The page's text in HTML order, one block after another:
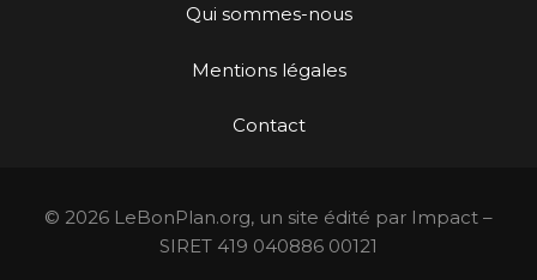
Qui sommes-nous
Mentions légales
Contact
© 2026 LeBonPlan.org, un site édité par Impact –
SIRET 419 040886 00121